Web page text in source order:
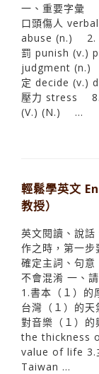
一、重要字彙
口頭傷人 verbal
abuse (n.) 2.
罰 punish (v.)
judgment
定 decide
壓力 stress
(V.) (N.) ...
輕鬆學英文
教授）
英文閱讀、說話
作之時，第一步
確定主詞、句意
不會混淆 一、
1.書本（１）的
台灣（１）的
對音樂（１）
the thickness
value of life
Taiwan ...